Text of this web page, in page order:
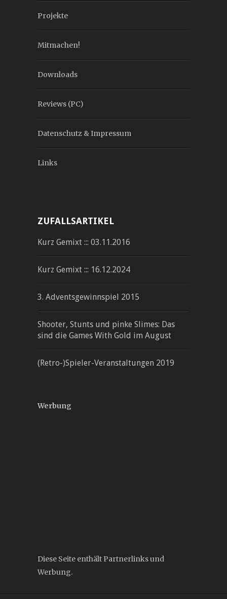
Projekte
Mitmachen!
Downloads
Reviews (PC)
Datenschutz & Impressum
Links
ZUFALLSARTIKEL
Kurz Gemixt ::: 03.11.2016
Kurz Gemixt ::: 16.12.2024
3. Adventsgewinnspiel 2015
Shooter, Stunts und pinke Slimes: Das
sind die Games With Gold im August
(Retro-)Spieler-Veranstaltungen 2019
Werbung
Diese Seite enthält Partnerlinks und
Werbung.